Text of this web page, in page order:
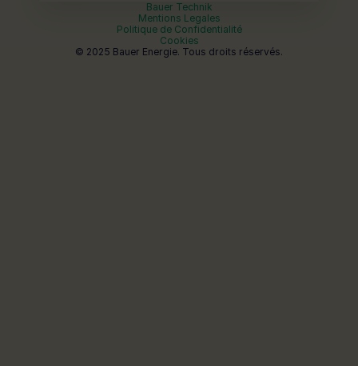
© 2025 Bauer Energie. Tous droits réservés.
Bauer Technik
Mentions Legales
Politique de Confidentialité
Cookies